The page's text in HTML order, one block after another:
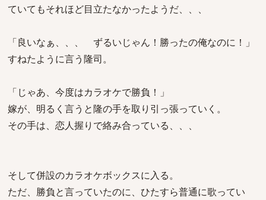
ていてもそれほど目立たなかったようだ、、、
「良いなぁ、、、 ずるいじゃん！勝ったの俺なのに！」
すねたように言う隆司。
「じゃあ、今度はカラオケで勝負！」
嫁が、明るく言うと隆の手を取り引っ張っていく。
その手は、恋人握りで絡み合っている、、、
そして併設のカラオケボックスに入る。
ただ、勝負と言っていたのに、ひたすら普通に歌ってい